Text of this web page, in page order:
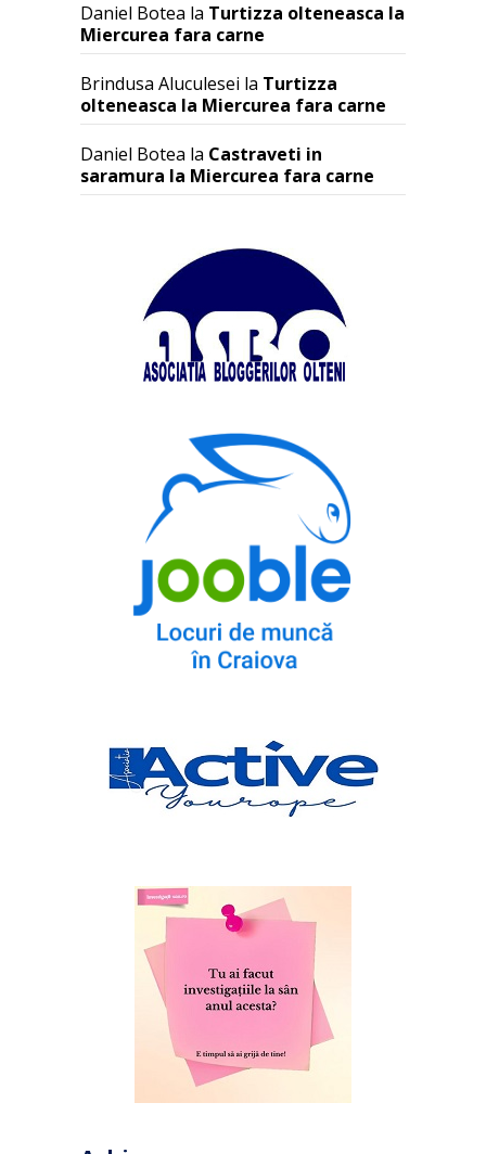
Daniel Botea la Turtizza olteneasca la
Miercurea fara carne
Brindusa Aluculesei la Turtizza
olteneasca la Miercurea fara carne
Daniel Botea la Castraveti in
saramura la Miercurea fara carne